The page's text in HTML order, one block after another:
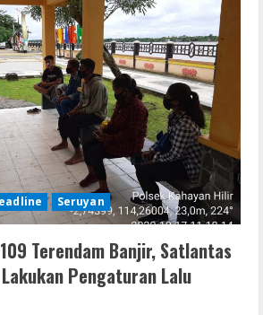
Seruyan
Terendam Banjir, Satlantas
Pengaturan Lalu